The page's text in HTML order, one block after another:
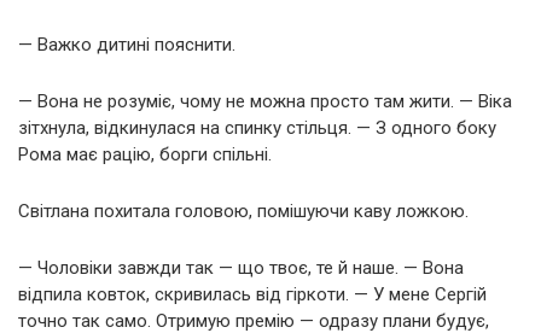
— Важко дитині пояснити.
— Вона не розуміє, чому не можна просто там жити. — Віка
зітхнула, відкинулася на спинку стільця. — З одного боку
Рома має рацію, борги спільні.
Світлана похитала головою, помішуючи каву ложкою.
— Чоловіки завжди так — що твоє, те й наше. — Вона
відпила ковток, скривилась від гіркоти. — У мене Сергій
точно так само. Отримую премію — одразу плани будує,